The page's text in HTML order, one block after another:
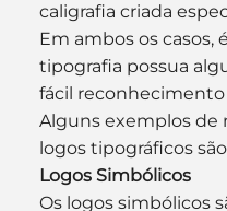
caligrafia criada
Em ambos os casos,
tipografia possua
fácil
Alguns exemplos de
logos tipográficos
Logos Simbólicos
Os logos simbólicos